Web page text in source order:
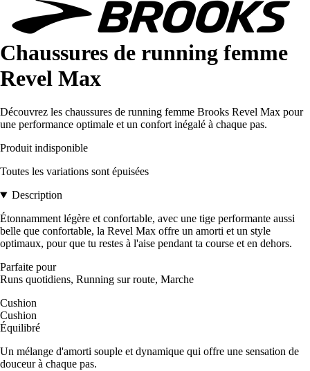
Chaussures de running femme
Revel Max
Découvrez les chaussures de running femme Brooks Revel Max pour
une performance optimale et un confort inégalé à chaque pas.
Produit indisponible
Toutes les variations sont épuisées
Description
Étonnamment légère et confortable, avec une tige performante aussi
belle que confortable, la Revel Max offre un amorti et un style
optimaux, pour que tu restes à l'aise pendant ta course et en dehors.
Parfaite pour
Runs quotidiens, Running sur route, Marche
Cushion
Cushion
Équilibré
Un mélange d'amorti souple et dynamique qui offre une sensation de
douceur à chaque pas.